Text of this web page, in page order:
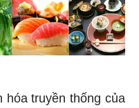
hóa truyền thống của